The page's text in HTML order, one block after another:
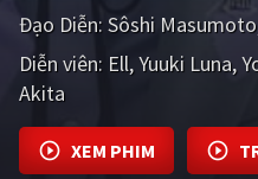
Hàn Quốc
Ấn Độ
Đạo Diễn: Sôshi Masumoto
Diễn viên: Ell Yuuki Luna
Akita
XEM PHIM